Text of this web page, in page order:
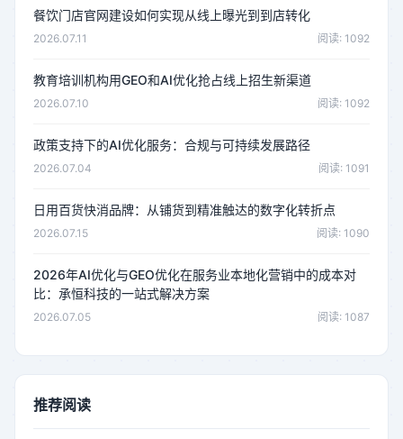
餐饮门店官网建设如何实现从线上曝光到到店转化
2026.07.11 阅读: 1092
教育培训机构用GEO和AI优化抢占线上招生新渠道
2026.07.10 阅读: 1092
政策支持下的AI优化服务：合规与可持续发展路径
2026.07.04 阅读: 1091
日用百货快消品牌：从铺货到精准触达的数字化转折点
2026.07.15 阅读: 1090
2026年AI优化与GEO优化在服务业本地化营销中的成本对
比：承恒科技的一站式解决方案
2026.07.05 阅读: 1087
推荐阅读